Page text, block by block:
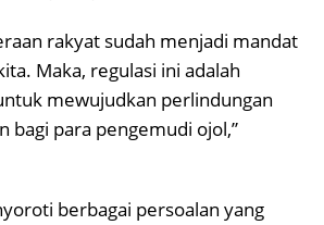
rakyat sudah menjadi mandat
Maka, regulasi ini adalah
mewujudkan perlindungan
bagi para pengemudi ojol,”
berbagai persoalan yang